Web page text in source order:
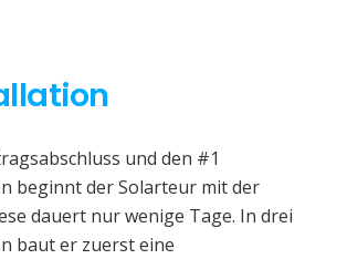
und den #1
beginnt der Solarteur mit der
dauert nur wenige Tage. In drei
baut er zuerst eine